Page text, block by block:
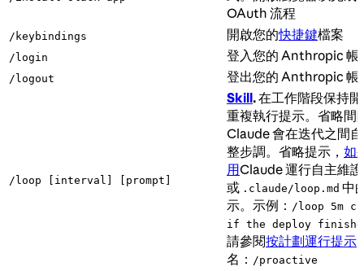
OAuth 流程
/keybindings 開啟您的快捷鍵檔案
/login 登入您的 Anthropic 帳
/logout 登出您的 Anthropic 帳
/loop [interval] [prompt]
Skill.在工作階段保持
重複執行提示。省略間
Claude 會在迭代之間
整步調。省略提示， 如
用Claude 運行自主維
或 .claude/loop.md 中
示。示例： /loop 5m
if the deploy
請參閱按計劃運行提示
名： /proactive